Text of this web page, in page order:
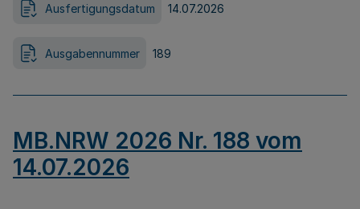
Ausfertigungsdatum 14.07.2026
Ausgabennummer 189
MB.NRW 2026 Nr. 188 vom
14.07.2026